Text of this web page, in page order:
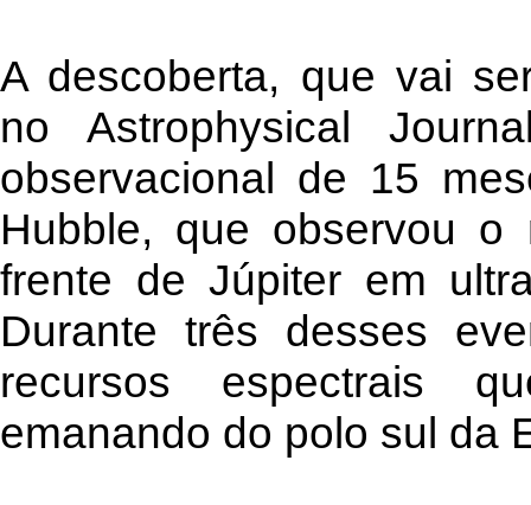
A descoberta, que vai
no Astrophysical
observacional de 15
Hubble, que observou o
frente de Júpiter em
Durante três desses
recursos espectrais
emanando do polo sul da